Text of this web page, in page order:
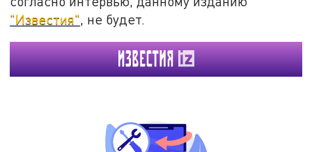
"Известия", не будет.